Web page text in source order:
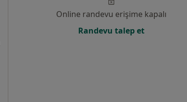
Online randevu erişime kapalı
Randevu talep et